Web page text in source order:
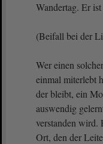
Wandertag. Er
(Beifall bei der
Wer einen
einmal miterlebt
der bleibt, ein
auswendig
verstanden wird.
Ort, den der